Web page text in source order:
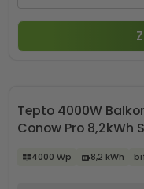
Tepto 4000W
Conow Pro 8,2kWh
4000 Wp 8,2 kWh